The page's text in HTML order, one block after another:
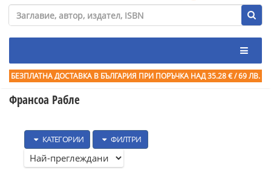
БЕЗПЛАТНА ДОСТАВКА В БЪЛГАРИЯ ПРИ ПОРЪЧКА НАД 35.28 € / 69 ЛВ.
Франсоа Рабле
КАТЕГОРИИ ФИЛТРИ